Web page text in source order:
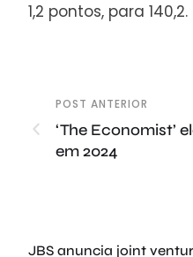
1,2 pontos, para 140,2.
POST ANTERIOR
‘The Economist’
em 2024
JBS anuncia joint